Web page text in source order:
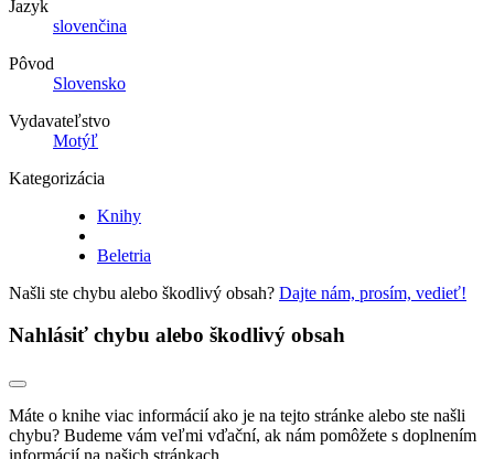
Jazyk
slovenčina
Pôvod
Slovensko
Vydavateľstvo
Motýľ
Kategorizácia
Knihy
Beletria
Našli ste chybu alebo škodlivý obsah? Dajte nám, prosím, vedieť!
Nahlásiť chybu alebo škodlivý obsah
Máte o knihe viac informácií ako je na tejto stránke alebo ste našli
chybu? Budeme vám veľmi vďační, ak nám pomôžete s doplnením
informácií na našich stránkach.